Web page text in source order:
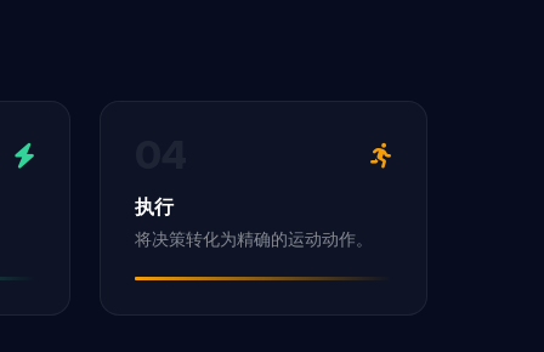
执行
将决策转化为精确的运动动作。